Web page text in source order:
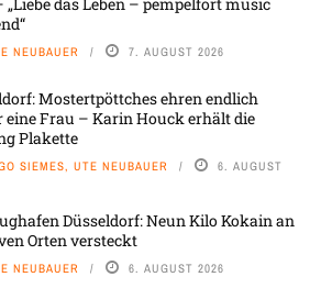
NEUBAUER 7. AUGUST 2026
Mostertpöttches ehren endlich
eine Frau – Karin Houck erhält die
Plakette
SIEMES, UTE NEUBAUER 6. AUGUST
Düsseldorf: Neun Kilo Kokain an
Orten versteckt
NEUBAUER 6. AUGUST 2026